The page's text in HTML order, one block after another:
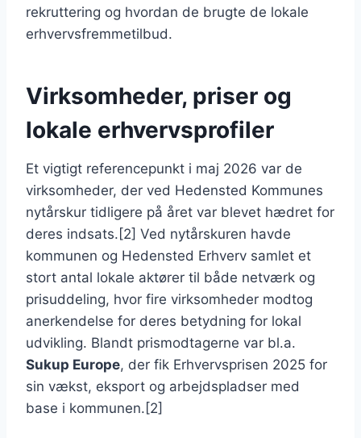
rekruttering og hvordan de brugte de lokale
erhvervsfremmetilbud.
Virksomheder, priser og
lokale erhvervsprofiler
Et vigtigt referencepunkt i maj 2026 var de
virksomheder, der ved Hedensted Kommunes
nytårskur tidligere på året var blevet hædret for
deres indsats.[2] Ved nytårskuren havde
kommunen og Hedensted Erhverv samlet et
stort antal lokale aktører til både netværk og
prisuddeling, hvor fire virksomheder modtog
anerkendelse for deres betydning for lokal
udvikling. Blandt prismodtagerne var bl.a.
Sukup Europe, der fik Erhvervsprisen 2025 for
sin vækst, eksport og arbejdspladser med
base i kommunen.[2]